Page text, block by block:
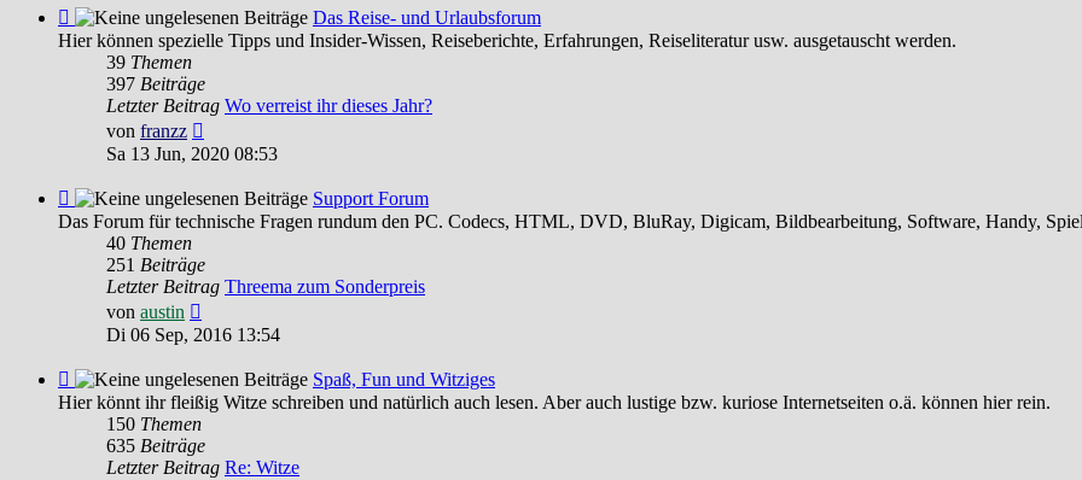
Feed
-
Reise-
Urlaubsforum
Das Reise- und Urlaubsforum
Hier können spezielle Tipps und Insider-Wissen, Reiseberichte, Erfahrungen, Reiseliteratur usw. ausgetauscht werden.
39 Themen
397 Beiträge
Letzter Beitrag Wo verreist ihr dieses Jahr?
von franzz
Beitrag
Sa 13 Jun, 2020 08:53
Feed
-
Support
Forum
Support Forum
Das Forum für technische Fragen rundum den PC. Codecs, HTML, DVD, BluRay, Digicam, Bildbearbeitung, Software, Handy,
40 Themen
251 Beiträge
Letzter Beitrag Threema zum Sonderpreis
von austin
Beitrag
Di 06 Sep, 2016 13:54
Feed
-
Spaß,
Spaß, Fun und Witziges
Hier könnt ihr fleißig Witze schreiben und natürlich auch lesen. Aber auch lustige bzw. kuriose Internetseiten o.ä. können hier rein.
150 Themen
635 Beiträge
Letzter Beitrag Re: Witze